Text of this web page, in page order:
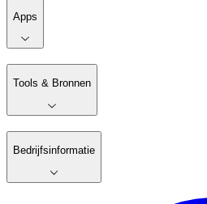
Apps
Tools & Bronnen
Bedrijfsinformatie